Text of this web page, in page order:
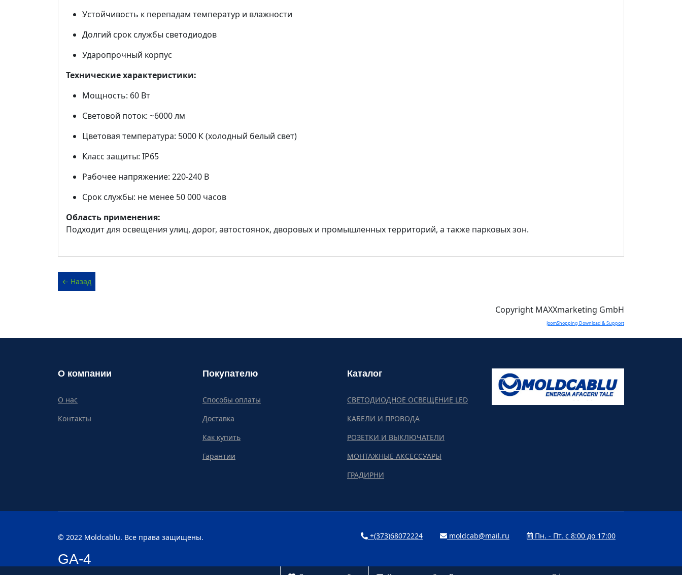
Устойчивость к перепадам температур и влажности
Долгий срок службы светодиодов
Ударопрочный корпус
Технические характеристики:
Мощность: 60 Вт
Световой поток: ~6000 лм
Цветовая температура: 5000 К (холодный белый свет)
Класс защиты: IP65
Рабочее напряжение: 220-240 В
Срок службы: не менее 50 000 часов
Область применения:
Подходит для освещения улиц, дорог, автостоянок, дворовых и промышленных территорий, а также парковых зон.
Copyright MAXXmarketing GmbH
JoomShopping Download & Support
О компании
О нас
Контакты
Покупателю
Способы оплаты
Доставка
Как купить
Гарантии
Каталог
СВЕТОДИОДНОЕ ОСВЕЩЕНИЕ LED
КАБЕЛИ И ПРОВОДА
РОЗЕТКИ И ВЫКЛЮЧАТЕЛИ
МОНТАЖНЫЕ АКСЕССУАРЫ
ГРАДИРНИ
© 2022 Moldcablu. Все права защищены.
GA-4
+(373)68072224 moldcab@mail.ru Пн. - Пт. с 8:00 до 17:00